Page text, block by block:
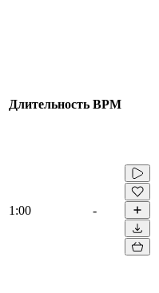
Длительность BPM
1:00 -